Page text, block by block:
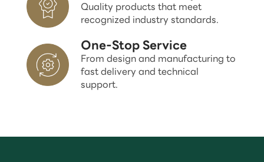
Quality products that meet
recognized industry standards.
One-Stop Service
From design and manufacturing to
fast delivery and technical
support.